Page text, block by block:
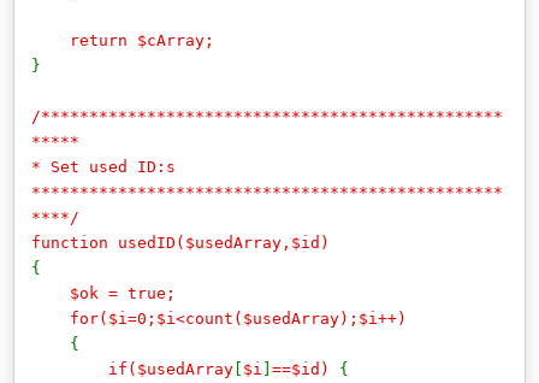
return $cArray;
}
/************************************************
*****
* Set used ID:s
*************************************************
****/
function usedID($usedArray,$id)
{
$ok = true;
for($i=0;$i<count($usedArray);$i++)
{
if($usedArray [ $i ]==$id) {